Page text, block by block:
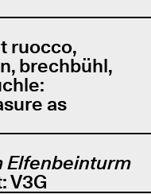
ruocco,
brechbühl,
as
Elfenbeinturm
V3G